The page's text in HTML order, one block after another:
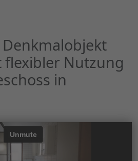
flexibler Nutzung
in